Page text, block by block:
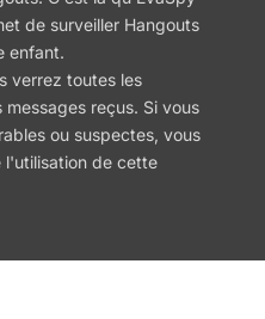
de surveiller Hangouts
enfant.
verrez toutes les
reçus. Si vous
ou suspectes, vous
l'utilisation de cette